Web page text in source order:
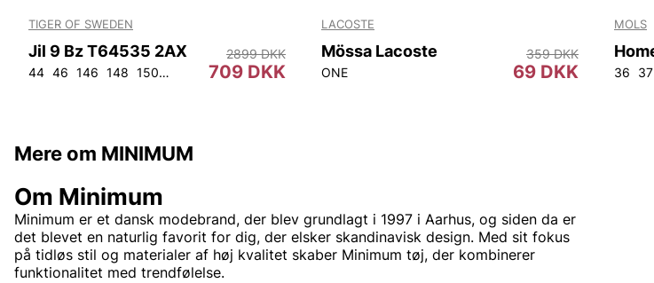
TIGER OF SWEDEN
Jil 9 Bz T64535 2AX
44 46 146 148 150 152 92 96 100 104 108
709 DKK
2899 DKK
LACOSTE
Mössa Lacoste
ONE 69 DKK
359 DKK
MOLS
36 37
Mere om MINIMUM
Om Minimum
Minimum er et dansk modebrand, der blev grundlagt i 1997 i Aarhus, og siden da er
det blevet en naturlig favorit for dig, der elsker skandinavisk design. Med sit fokus
på tidløs stil og materialer af høj kvalitet skaber Minimum tøj, der kombinerer
funktionalitet med trendfølelse.